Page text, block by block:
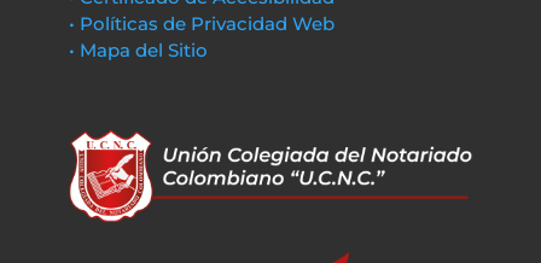
• Políticas de Privacidad Web
• Mapa del Sitio